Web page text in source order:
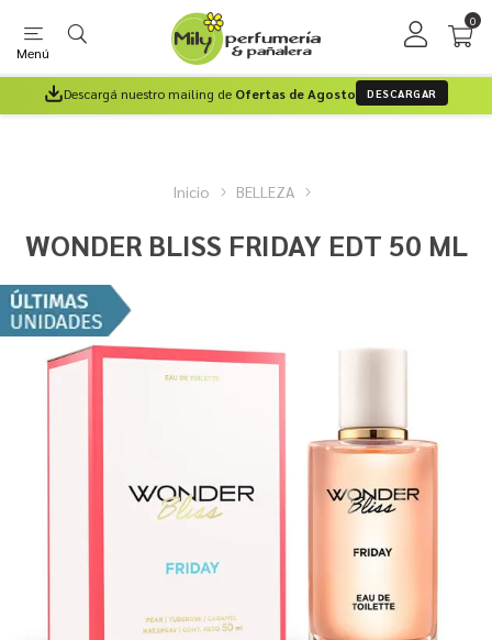
Menú
0
Descargá nuestro mailing de Ofertas de Agosto DESCARGAR
Inicio BELLEZA
WONDER BLISS FRIDAY EDT 50 ML